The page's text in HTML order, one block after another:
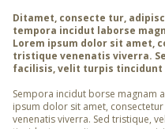
Ditamet, consecte tur,
tempora incidut laborse
Lorem ipsum dolor sit amet,
tristique venenatis viverra.
facilisis, velit turpis tincidunt
Sempora incidut borse magnam
ipsum dolor sit amet,
venenatis viverra. Sed tristique,